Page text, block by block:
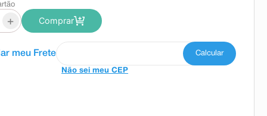
+ Comprar
Não sei meu CEP